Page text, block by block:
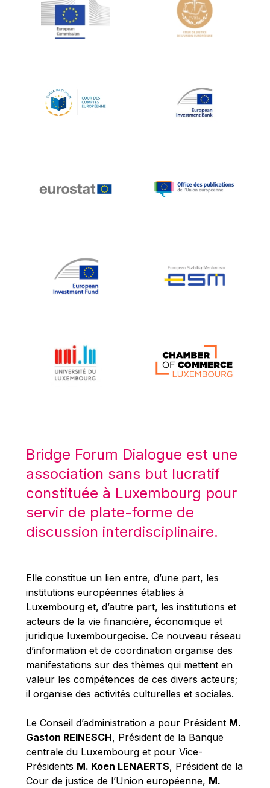
Jean-Louis Schiltz
Jean-Victor Louis
Johnny Åkerholm
Katharien L.C. Hunt
Klaus-Heiner Lehne
Koen LENAERTS
Lars Heikensten
Lucas Papademos
Máire Geoghegan-Quinn
Mario Centeno
Mario Monti
Maroš ŠEFČOVIČ
Martin Bailey
Martine Reicherts
Michael Sohlman
Michel Goedert
Mireille Delmas-Marty
Nobuo Tanaka
Otmar Issing
Paolo Mengozzi
Paschal Donohoe
Pat Cox
Patrizia Nanz
Philippe Maystadt
Pierre Gramegna
Bridge Forum Dialogue est une
association sans but lucratif
constituée à Luxembourg pour
servir de plate-forme de
discussion interdisciplinaire.
Elle constitue un lien entre, d’une part, les
institutions européennes établies à
Luxembourg et, d’autre part, les institutions et
acteurs de la vie financière, économique et
juridique luxembourgeoise. Ce nouveau réseau
d’information et de coordination organise des
manifestations sur des thèmes qui mettent en
valeur les compétences de ces divers acteurs;
il organise des activités culturelles et sociales.
Le Conseil d’administration a pour Président M.
Gaston REINESCH, Président de la Banque
centrale du Luxembourg et pour Vice-
Présidents M. Koen LENAERTS, Président de la
Cour de justice de l’Union européenne, M.